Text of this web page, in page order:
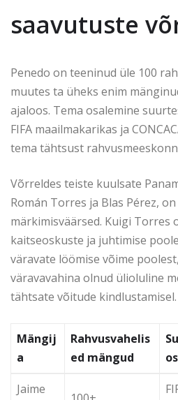
saavutuste
Penedo on teeninud üle 100
muutes ta üheks enim
ajaloos. Tema osalemine
FIFA maailmakarikas ja
tema tähtsust
Võrreldes teiste kuulsate
Román Torres ja Blas Pérez,
märkimisväärsed. Kuigi Torres
kaitseoskuste ja juhtimise
väravate löömise võime
väravavahina olnud ülioluline
tähtsate võitude kindlustamisel.
Mängij
a
Rahvusvahelis
ed mängud
Jaime